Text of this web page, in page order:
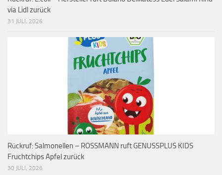
via Lidl zurück
31 JULI, 2026
Rückruf: Salmonellen – ROSSMANN ruft GENUSSPLUS KIDS
Fruchtchips Apfel zurück
30 JULI, 2026